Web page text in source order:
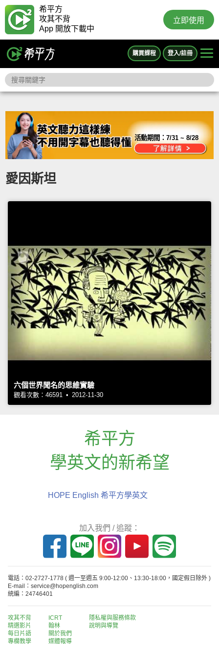
希平方
攻其不背
App 開放下載中
立即使用
購買課程 登入/註冊
活動期間：7/31 ~ 8/28
愛因斯坦
六個世界聞名的思維實驗
觀看次數：46591 • 2012-11-30
希平方
學英文的新希望
HOPE English 希平方學英文
加入我們 / 追蹤：
電話：02-2727-1778 ( 週一至週五 9:00-12:00、13:30-18:00，國定假日除外 )
E-mail：service@hopenglish.com
統編：24746401
攻其不背
精選影片
每日片語
專欄教學
ICRT
翰林
關於我們
媒體報導
隱私權與服務條款
說明與導覽